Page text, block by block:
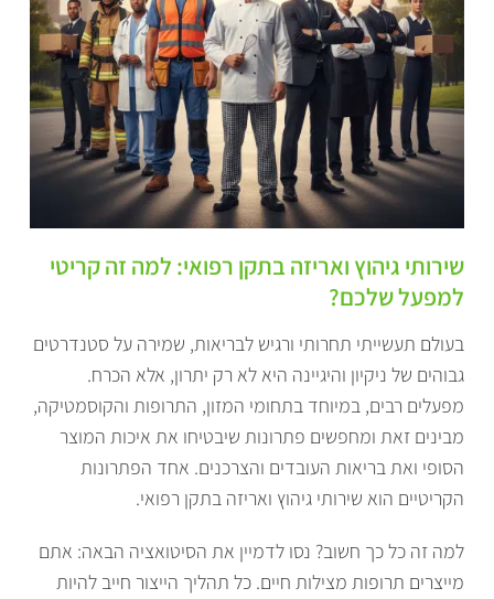
שירותי גיהוץ ואריזה בתקן רפואי: למה זה קריטי
למפעל שלכם?
בעולם תעשייתי תחרותי ורגיש לבריאות, שמירה על סטנדרטים
גבוהים של ניקיון והיגיינה היא לא רק יתרון, אלא הכרח.
מפעלים רבים, במיוחד בתחומי המזון, התרופות והקוסמטיקה,
מבינים זאת ומחפשים פתרונות שיבטיחו את איכות המוצר
הסופי ואת בריאות העובדים והצרכנים. אחד הפתרונות
הקריטיים הוא שירותי גיהוץ ואריזה בתקן רפואי.
למה זה כל כך חשוב? נסו לדמיין את הסיטואציה הבאה: אתם
מייצרים תרופות מצילות חיים. כל תהליך הייצור חייב להיות